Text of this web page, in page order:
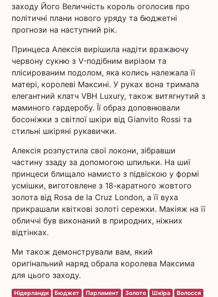
заходу Його Величність король оголосив про
політичні плани нового уряду та бюджетні
прогнози на наступний рік.
Принцеса Алексія вирішила надіти вражаючу
червону сукню з V-подібним вирізом та
плісированим подолом, яка колись належала її
матері, королеві Максині. У руках вона тримала
елегантний клатч VBH Luxury, також витягнутий з
маминого гардеробу. Її образ доповнювали
босоніжки з світлої шкіри від Gianvito Rossi та
стильні шкіряні рукавички.
Алексія розпустила свої локони, зібравши
частину ззаду за допомогою шпильки. На шиї
принцеси блищало намисто з підвіскою у формі
усмішки, виготовлене з 18-каратного жовтого
золота від Rosa de la Cruz London, а її вуха
прикрашали квіткові золоті сережки. Макіяж на її
обличчі був виконаний в природних, ніжних
відтінках.
Ми також демонстрували вам, який
оригінальний наряд обрала королева Максима
для цього заходу.
Нідерланди Бюджет Парламент Золото Шкіра
Волосся